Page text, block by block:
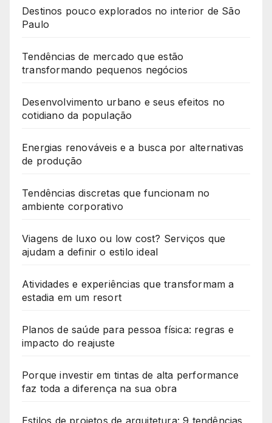
Destinos pouco explorados no interior de São
Paulo
Tendências de mercado que estão
transformando pequenos negócios
Desenvolvimento urbano e seus efeitos no
cotidiano da população
Energias renováveis e a busca por alternativas
de produção
Tendências discretas que funcionam no
ambiente corporativo
Viagens de luxo ou low cost? Serviços que
ajudam a definir o estilo ideal
Atividades e experiências que transformam a
estadia em um resort
Planos de saúde para pessoa física: regras e
impacto do reajuste
Porque investir em tintas de alta performance
faz toda a diferença na sua obra
Estilos de projetos de arquitetura: 9 tendências